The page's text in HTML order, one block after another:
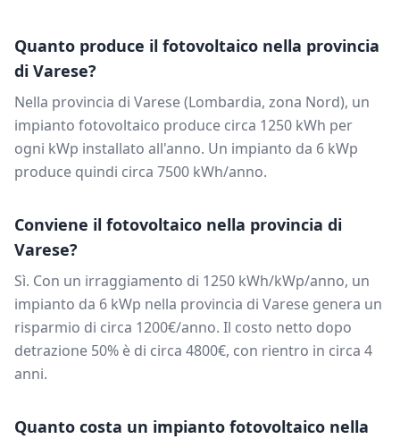
Quanto produce il fotovoltaico nella provincia
di Varese?
Nella provincia di Varese(Lombardia, zona Nord), un
impianto fotovoltaico produce circa 1250 kWh per
ogni kWp installato all'anno. Un impianto da 6 kWp
produce quindi circa 7500 kWh/anno.
Conviene il fotovoltaico nella provincia di
Varese?
Sì. Con un irraggiamento di 1250 kWh/kWp/anno, un
impianto da 6 kWp nella provincia di Varese genera un
risparmio di circa 1200€/anno. Il costo netto dopo
detrazione 50% è di circa 4800€, con rientro in circa 4
anni.
Quanto costa un impianto fotovoltaico nella